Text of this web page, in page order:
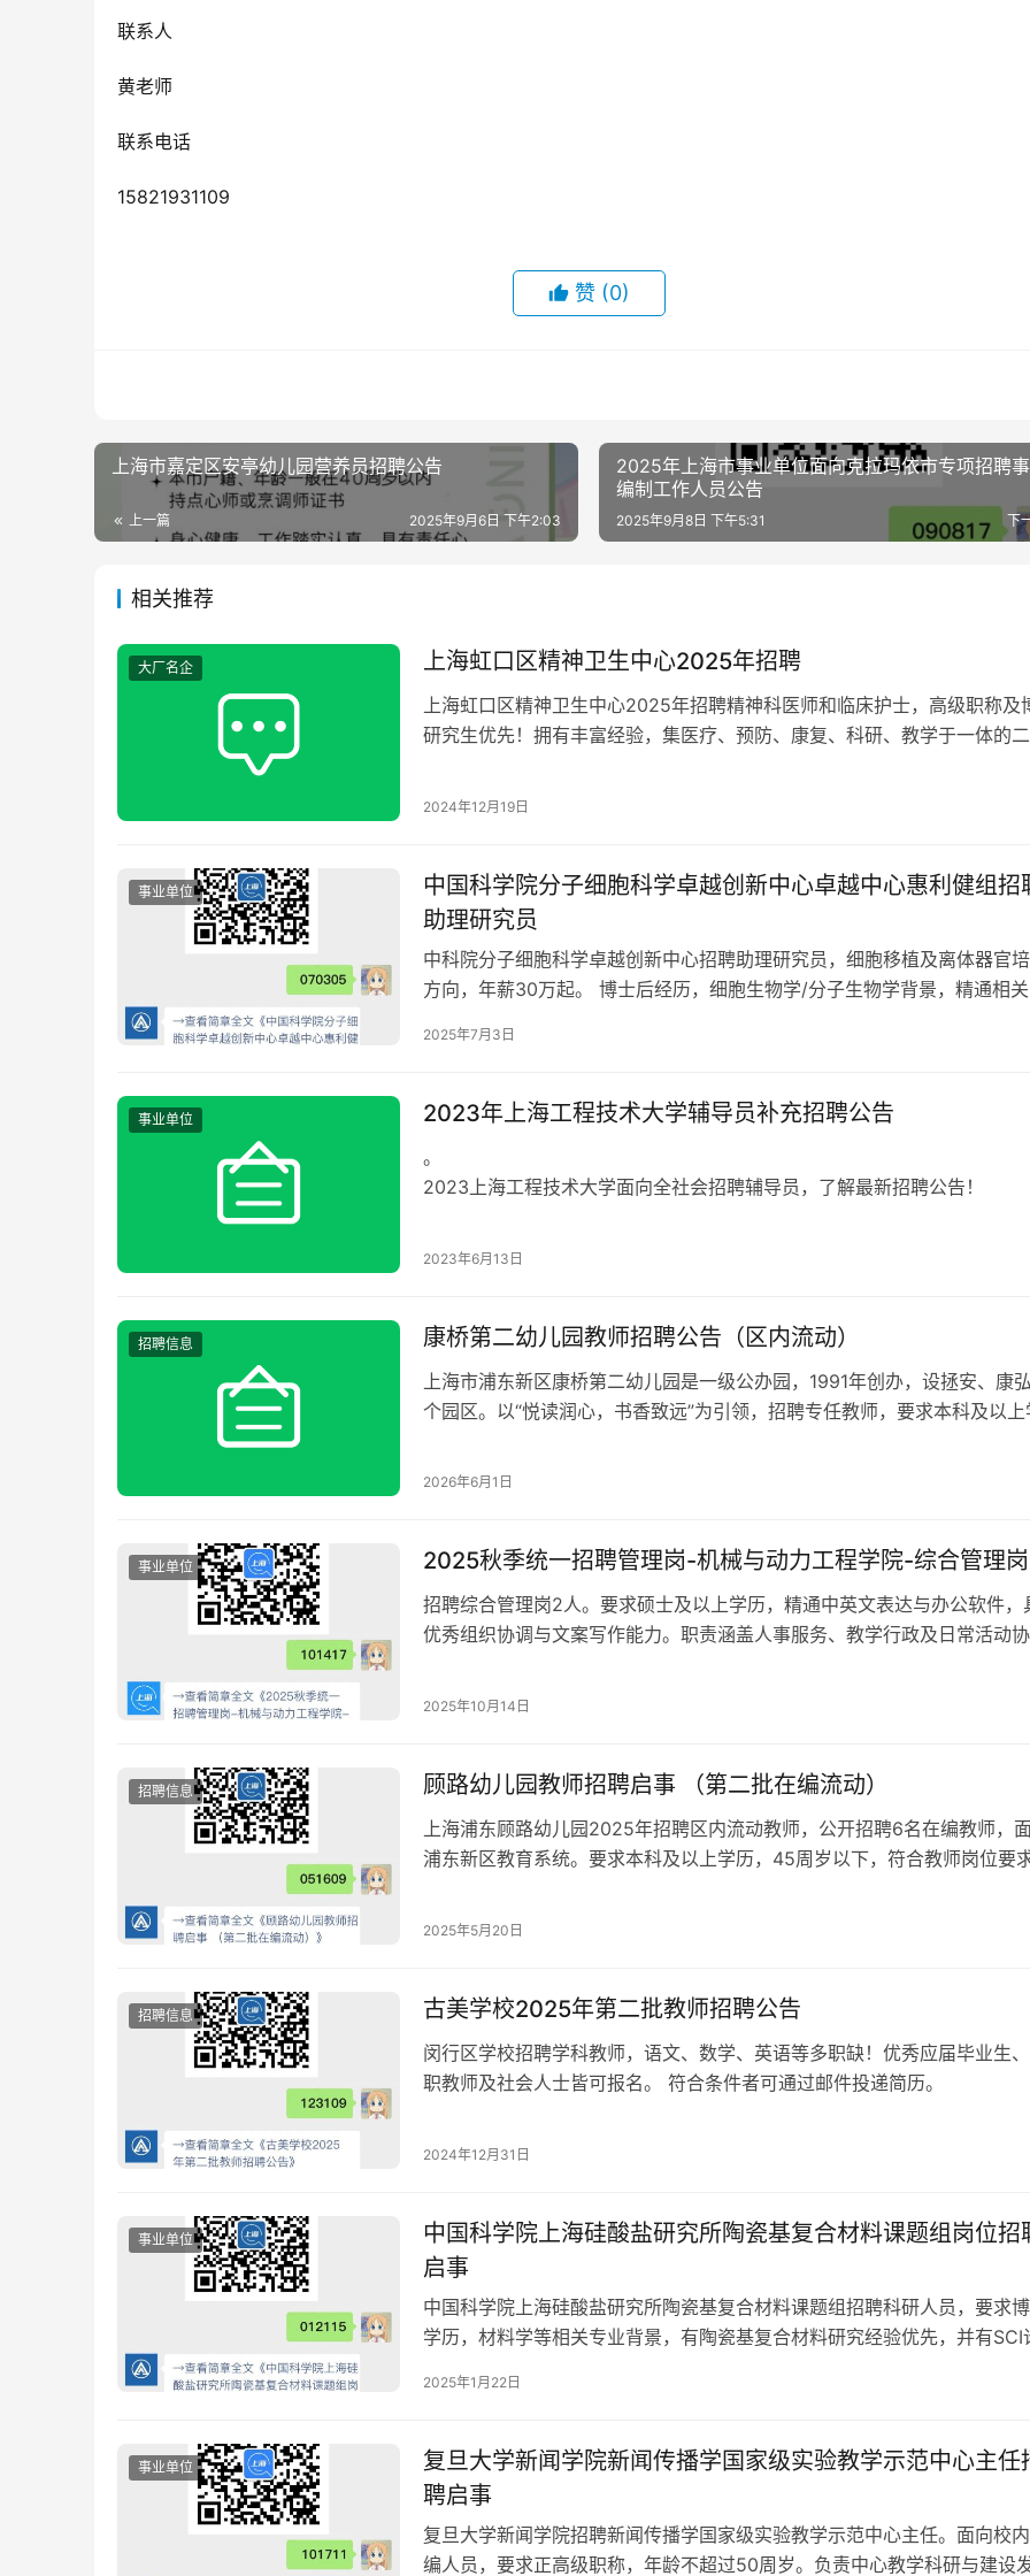
联系人
黄老师
联系电话
15821931109
赞 (0)
上海市嘉定区安亭幼儿园营养员招聘公告
上一篇 2025年9月6日 下午2:03
2025年上海市事业单位面向克拉玛依市专项招聘
编制工作人员公告
下
2025年9月8日 下午5:31
相关推荐
大厂名企 上海虹口区精神卫生中心2025年招聘
上海虹口区精神卫生中心2025年招聘精神科医师和临床护士，高级职称及
研究生优先！拥有丰富经验，集医疗、预防、康复、科研、教学于一体的
2024年12月19日
事业单位
中国科学院分子细胞科学卓越创新中心卓越中心惠利健组招
助理研究员
中科院分子细胞科学卓越创新中心招聘助理研究员，细胞移植及离体器官
方向，年薪30万起。 博士后经历，细胞生物学/分子生物学背景，精通相
厚待遇，助力科研发展。
2025年7月3日
事业单位 2023年上海工程技术大学辅导员补充招聘公告
。
2023上海工程技术大学面向全社会招聘辅导员，了解最新招聘公告！
2023年6月13日
招聘信息 康桥第二幼儿园教师招聘公告（区内流动）
上海市浦东新区康桥第二幼儿园是一级公办园，1991年创办，设拯安、康
个园区。以“悦读润心，书香致远”为引领，招聘专任教师，要求本科及以上
2026年6月1日
事业单位 2025秋季统一招聘管理岗-机械与动力工程学院-综合管理岗
招聘综合管理岗2人。要求硕士及以上学历，精通中英文表达与办公软件，
优秀组织协调与文案写作能力。职责涵盖人事服务、教学行政及日常活动协
2025年10月14日
招聘信息 顾路幼儿园教师招聘启事 （第二批在编流动）
上海浦东顾路幼儿园2025年招聘区内流动教师，公开招聘6名在编教师，
浦东新区教育系统。要求本科及以上学历，45周岁以下，符合教师岗位要
2025年5月20日
招聘信息 古美学校2025年第二批教师招聘公告
闵行区学校招聘学科教师，语文、数学、英语等多职缺！优秀应届毕业生
职教师及社会人士皆可报名。 符合条件者可通过邮件投递简历。
2024年12月31日
事业单位
中国科学院上海硅酸盐研究所陶瓷基复合材料课题组岗位招
启事
中国科学院上海硅酸盐研究所陶瓷基复合材料课题组招聘科研人员，要求
学历，材料学等相关专业背景，有陶瓷基复合材料研究经验优先，并有SCI
2025年1月22日
事业单位
复旦大学新闻学院新闻传播学国家级实验教学示范中心主任
聘启事
复旦大学新闻学院招聘新闻传播学国家级实验教学示范中心主任。面向校
编人员，要求正高级职称，年龄不超过50周岁。负责中心教学科研与建设